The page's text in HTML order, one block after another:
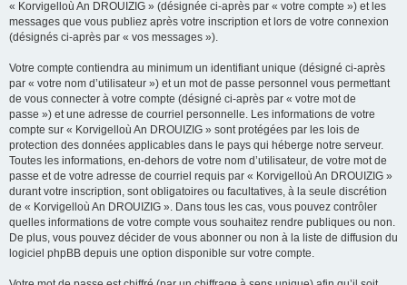
« Korvigelloù An DROUIZIG » (désignée ci-après par « votre compte ») et les
messages que vous publiez après votre inscription et lors de votre connexion
(désignés ci-après par « vos messages »).
Votre compte contiendra au minimum un identifiant unique (désigné ci-après
par « votre nom d’utilisateur ») et un mot de passe personnel vous permettant
de vous connecter à votre compte (désigné ci-après par « votre mot de
passe ») et une adresse de courriel personnelle. Les informations de votre
compte sur « Korvigelloù An DROUIZIG » sont protégées par les lois de
protection des données applicables dans le pays qui héberge notre serveur.
Toutes les informations, en-dehors de votre nom d’utilisateur, de votre mot de
passe et de votre adresse de courriel requis par « Korvigelloù An DROUIZIG »
durant votre inscription, sont obligatoires ou facultatives, à la seule discrétion
de « Korvigelloù An DROUIZIG ». Dans tous les cas, vous pouvez contrôler
quelles informations de votre compte vous souhaitez rendre publiques ou non.
De plus, vous pouvez décider de vous abonner ou non à la liste de diffusion du
logiciel phpBB depuis une option disponible sur votre compte.